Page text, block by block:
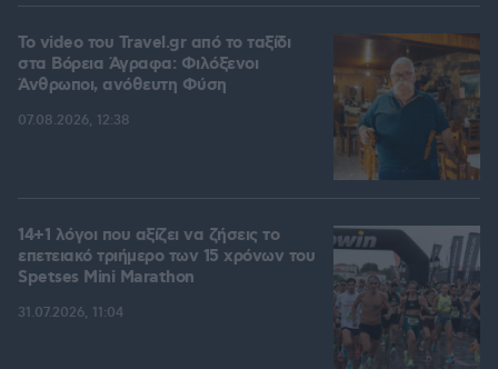
To video του Travel.gr από το ταξίδι
στα Βόρεια Άγραφα: Φιλόξενοι
Άνθρωποι, ανόθευτη Φύση
07.08.2026, 12:38
14+1 λόγοι που αξίζει να ζήσεις το
επετειακό τριήμερο των 15 χρόνων του
Spetses Mini Marathon
31.07.2026, 11:04